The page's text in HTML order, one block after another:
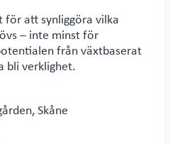
för att synliggöra vilka
– inte minst för
från växtbaserat
bli verklighet.
Skåne